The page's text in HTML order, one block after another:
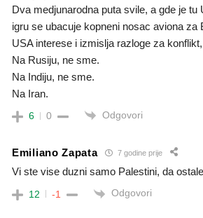
Dva medjunarodna puta svile, a gde je tu
igru se ubacuje kopneni nosac aviona za
USA interese i izmislja razloge za
Na Rusiju, ne sme.
Na Indiju, ne sme.
Na Iran.
6 0 Odgovori
Emiliano Zapata 7 godine prije
Vi ste vise duzni samo Palestini, da
12 -1 Odgovori